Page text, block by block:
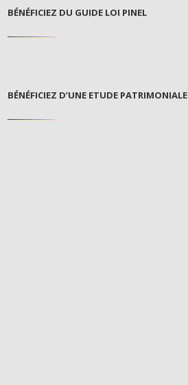
BÉNÉFICIEZ DU GUIDE LOI PINEL
BÉNÉFICIEZ D’UNE ETUDE PATRIMONIALE